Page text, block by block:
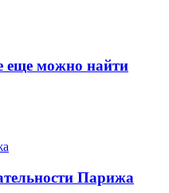
еще можно найти
Парижа